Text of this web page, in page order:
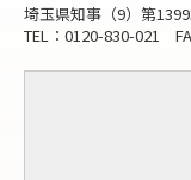
埼玉県知事（9）第
TEL：0120-830-021